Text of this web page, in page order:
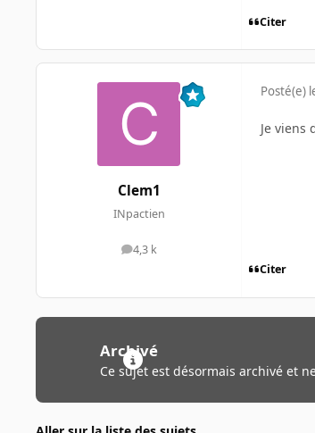
Citer
Clem1
INpactien
4,3 k
messages
Posté(e)
Je viens
Citer
Archivé
Ce sujet est désormais archivé et